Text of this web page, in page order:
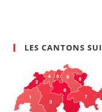
LES CANTONS